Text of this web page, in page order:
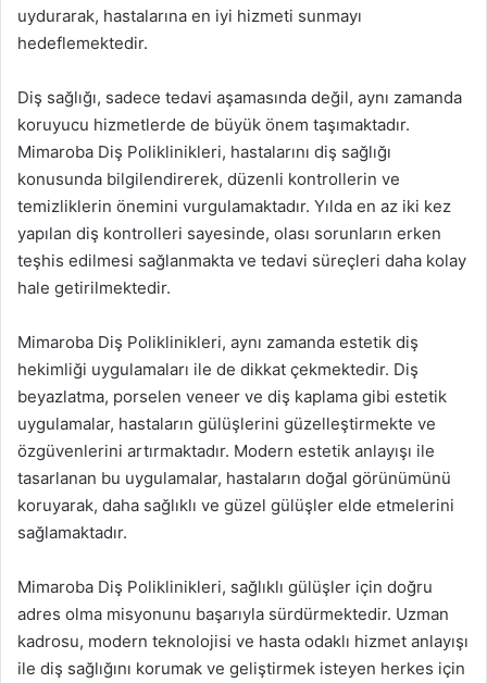
uydurarak, hastalarına en iyi hizmeti sunmayı
hedeflemektedir.
Diş sağlığı, sadece tedavi aşamasında değil, aynı zamanda
koruyucu hizmetlerde de büyük önem taşımaktadır.
Mimaroba Diş Poliklinikleri, hastalarını diş sağlığı
konusunda bilgilendirerek, düzenli kontrollerin ve
temizliklerin önemini vurgulamaktadır. Yılda en az iki kez
yapılan diş kontrolleri sayesinde, olası sorunların erken
teşhis edilmesi sağlanmakta ve tedavi süreçleri daha kolay
hale getirilmektedir.
Mimaroba Diş Poliklinikleri, aynı zamanda estetik diş
hekimliği uygulamaları ile de dikkat çekmektedir. Diş
beyazlatma, porselen veneer ve diş kaplama gibi estetik
uygulamalar, hastaların gülüşlerini güzelleştirmekte ve
özgüvenlerini artırmaktadır. Modern estetik anlayışı ile
tasarlanan bu uygulamalar, hastaların doğal görünümünü
koruyarak, daha sağlıklı ve güzel gülüşler elde etmelerini
sağlamaktadır.
Mimaroba Diş Poliklinikleri, sağlıklı gülüşler için doğru
adres olma misyonunu başarıyla sürdürmektedir. Uzman
kadrosu, modern teknolojisi ve hasta odaklı hizmet anlayışı
ile diş sağlığını korumak ve geliştirmek isteyen herkes için